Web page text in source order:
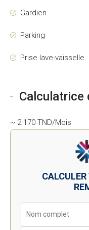
Gardien
Parking
Prise lave-vaisselle
Calculatrice
~ 2 170 TND/Mois